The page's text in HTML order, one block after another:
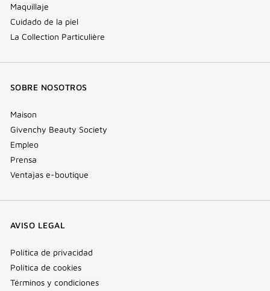
Maquillaje
Cuidado de la piel
La Collection Particulière
SOBRE NOSOTROS
Maison
Givenchy Beauty Society
Empleo
Prensa
Ventajas e-boutique
AVISO LEGAL
Política de privacidad
Política de cookies
Términos y condiciones